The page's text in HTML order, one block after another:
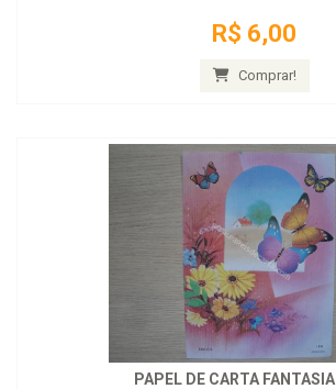
R$ 6,00
Comprar!
PAPEL DE CARTA